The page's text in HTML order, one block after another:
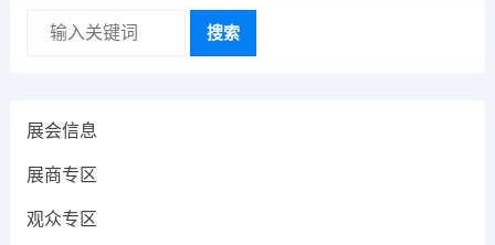
搜索
展会信息
展商专区
观众专区